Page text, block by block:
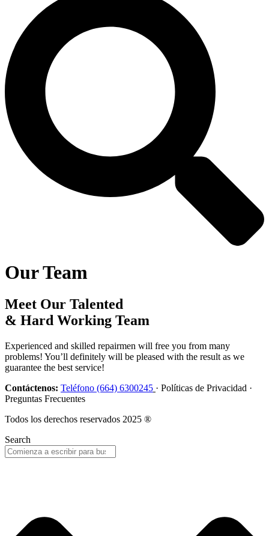
Our Team
Meet Our Talented
& Hard Working Team
Experienced and skilled repairmen will free you from many
problems! You’ll definitely will be pleased with the result as we
guarantee the best service!
Contáctenos: Teléfono (664) 6300245 · Políticas de Privacidad ·
Preguntas Frecuentes
Todos los derechos reservados 2025 ®
Search